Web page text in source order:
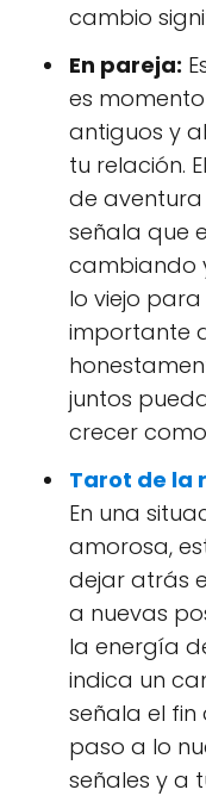
cambio
En pareja:
es
antiguos y
tu relación.
de aventura
señala que
cambiando
lo viejo
importante
juntos
crecer
Tarot de la
En una
amorosa,
dejar atrás
a nuevas
la energía
indica un
señala el
paso a lo
señales y a